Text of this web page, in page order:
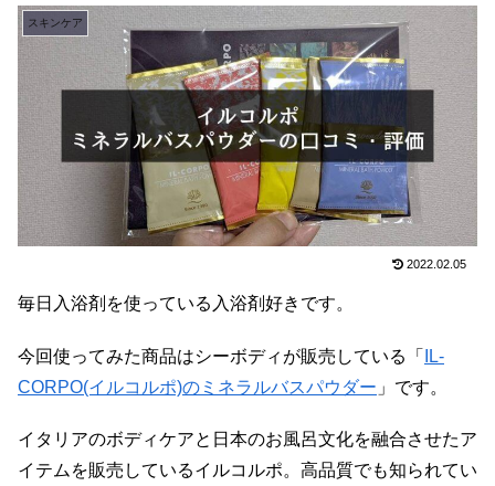
スキンケア
2022.02.05
毎日入浴剤を使っている入浴剤好きです。
今回使ってみた商品はシーボディが販売している「
IL-
CORPO(イルコルポ)のミネラルバスパウダー 」です。
イタリアのボディケアと日本のお風呂文化を融合させたア
イテムを販売しているイルコルポ。高品質でも知られてい